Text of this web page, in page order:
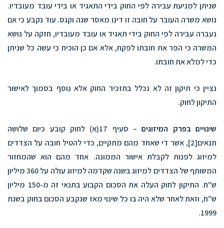
שניתן למניעת עבירה לפי החוק בידי התאגיד או בידי עובד מעובדיו.
נושא משרה העובר על חובה זו דינו מאסר שנה וקנס. עוד נקבע כי אם
נעברה עבירה לפי החוק בידי תאגיד או עובד מעובדיו, חזקה על נושא
המשרה כי הפר את חובתו לפקח, אלא אם כן הוכיח כי עשה כל שניתן
כדי למלא את חובתו.
נציין כי תיקון זה לא נכלל בתזכיר החוק אלא נוסף בסמוך לאישור
התיקון לחוק.
שינויים בפרק המיזוגים
– סעיף 17(א) לחוק קובע כיום שלושה
תנאים[2]
, אשר די שאחד מהם מתקיים, כדי להטיל חובה על הצדדים
למיזוג לפנות לקבלת אישור הממונה. אחד מהם הוא שהמחזור
המשותף של הצדדים למיזוג בשנה שקדמה למיזוג עולה על 360 מיליון
ש"ח. התיקון לחוק העלה את הסכום הקבוע בתנאי זה מ-150 מיליון
ש"ח, וזאת לאחר שלא היה בו כל שינוי מאז שנקבע הסכום בחוק בשנת
1999.